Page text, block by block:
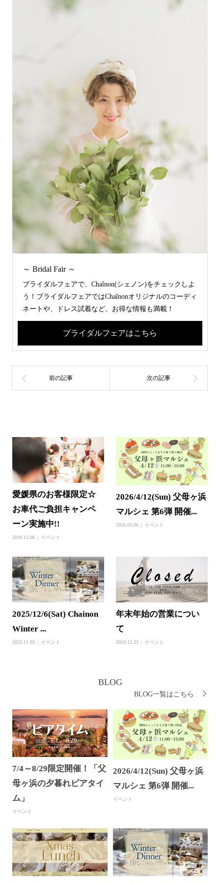
～ Bridal Fair ～
ブライダルフェアで、Chaînon(シェノン)をチェックしよ
う！ブライダルフェアではChaînonオリジナルのコーディ
ネートや、ドレス試着など、お得な情報も満載！
ブライダルフェアはこちら
愛媛県のお客様限定☆
お車代ご負担キャンペ
ーン実施中!!
2018.12.06 イベント
2026/4/12(Sun) 父母ヶ浜
マルシェ 第6弾 開催...
2026.03.06 イベント
2025/12/6(Sat) Chainon
Winter ...
2025.11.02 イベント
年末年始の営業につい
て
2018.12.23 イベント
BLOG
BLOG一覧はこちら
7/4～8/29限定開催！「父
母ヶ浜の夕暮れビアタイ
ム」
イベント
2026/4/12(Sun) 父母ヶ浜
マルシェ 第6弾 開催...
イベント